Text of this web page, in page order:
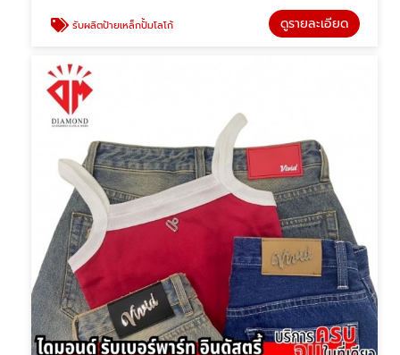
รับผลิตป้ายเหล็กปั้มโลโก้ ดูรายละเอียด